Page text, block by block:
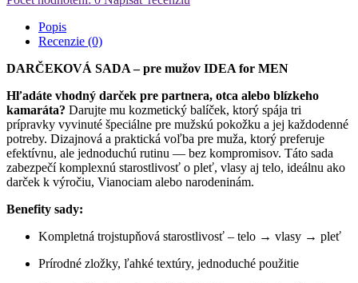
Popis
Recenzie (0)
DARČEKOVÁ SADA – pre mužov IDEA for MEN
Hľadáte vhodný darček pre partnera, otca alebo blízkeho
kamaráta? Darujte mu kozmetický balíček, ktorý spája tri
prípravky vyvinuté špeciálne pre mužskú pokožku a jej každodenné
potreby. Dizajnová a praktická voľba pre muža, ktorý preferuje
efektívnu, ale jednoduchú rutinu — bez kompromisov. Táto sada
zabezpečí komplexnú starostlivosť o pleť, vlasy aj telo, ideálnu ako
darček k výročiu, Vianociam alebo narodeninám.
Benefity sady:
Kompletná trojstupňová starostlivosť – telo → vlasy → pleť
Prírodné zložky, ľahké textúry, jednoduché použitie